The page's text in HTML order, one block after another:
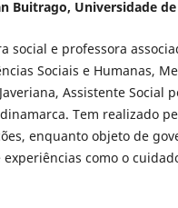
Buitrago, Universidade de
social e professora
Sociais e Humanas,
Assistente Social
Tem realizado
enquanto objeto de
como o